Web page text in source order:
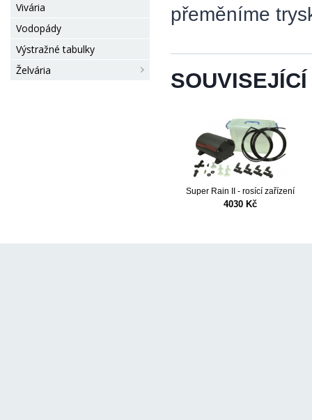
Vivária
Vodopády
Výstražné tabulky
Želvária
přeměníme
Super Rain II - rosící zařízení
4030 Kč